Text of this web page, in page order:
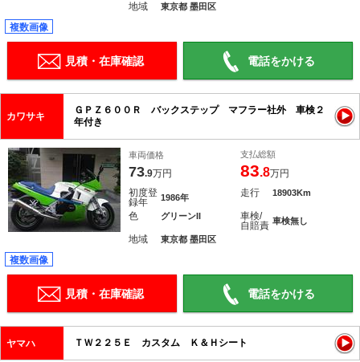
地域 東京都 墨田区
複数画像
見積・在庫確認 電話をかける
カワサキ
ＧＰＺ６００Ｒ バックステップ マフラー社外 車検２
年付き
車両価格
73.9万円
支払総額
83.8万円
初度登
録年
1986年 走行 18903Km
色 グリーンII
車検/
自賠責 車検無し
地域 東京都 墨田区
複数画像
見積・在庫確認 電話をかける
ヤマハ ＴＷ２２５Ｅ カスタム Ｋ＆Ｈシート